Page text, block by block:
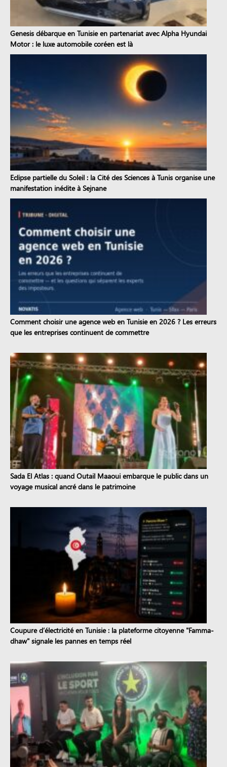
Genesis débarque en Tunisie en partenariat avec Alpha Hyundai
Motor : le luxe automobile coréen est là
Eclipse partielle du Soleil : la Cité des Sciences à Tunis organise une
manifestation inédite à Sejnane
Comment choisir une agence web en Tunisie en 2026 ? Les erreurs
que les entreprises continuent de commettre
Sada El Atlas : quand Outail Maaoui embarque le public dans un
voyage musical ancré dans le patrimoine
Coupure d’électricité en Tunisie : la plateforme citoyenne "Famma-
dhaw" signale les pannes en temps réel